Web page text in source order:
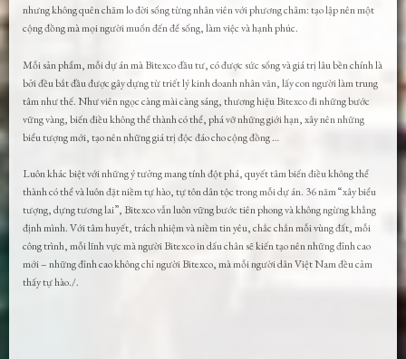
nhưng không quên chăm lo đời sống từng nhân viên với phương châm: tạo lập nên một
cộng đồng mà mọi người muốn đến để sống, làm việc và hạnh phúc.
Mỗi sản phẩm, mỗi dự án mà Bitexco đầu tư, có được sức sống và giá trị lâu bền chính là
bởi đều bắt đầu được gây dựng từ triết lý kinh doanh nhân văn, lấy con người làm trung
tâm như thế. Như viên ngọc càng mài càng sáng, thương hiệu Bitexco đi những bước
vững vàng, biến điều không thể thành có thể, phá vỡ những giới hạn, xây nên những
biểu tượng mới, tạo nên những giá trị độc đáo cho cộng đồng …
Luôn khác biệt với những ý tưởng mang tính đột phá, quyết tâm biến điều không thể
thành có thể và luôn đặt niềm tự hào, tự tôn dân tộc trong mỗi dự án. 36 năm “xây biểu
tượng, dựng tương lai”, Bitexco vẫn luôn vững bước tiên phong và không ngừng khẳng
định mình. Với tâm huyết, trách nhiệm và niềm tin yêu, chắc chắn mỗi vùng đất, mỗi
công trình, mỗi lĩnh vực mà người Bitexco in dấu chân sẽ kiến tạo nên những đỉnh cao
mới – những đỉnh cao không chỉ người Bitexco, mà mỗi người dân Việt Nam đều cảm
thấy tự hào./.